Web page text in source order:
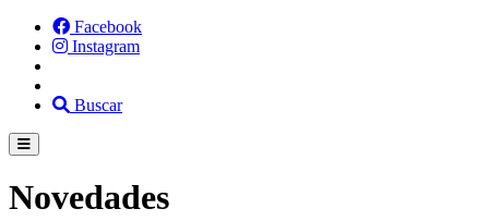
Facebook
Instagram
Buscar
Novedades